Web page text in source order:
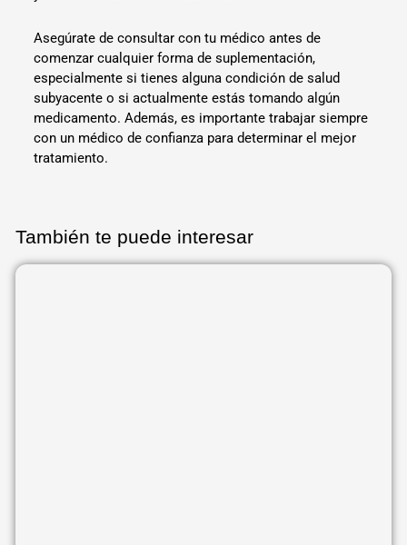
Asegúrate de consultar con tu médico antes de
comenzar cualquier forma de suplementación,
especialmente si tienes alguna condición de salud
subyacente o si actualmente estás tomando algún
medicamento. Además, es importante trabajar siempre
con un médico de confianza para determinar el mejor
tratamiento.
También te puede interesar